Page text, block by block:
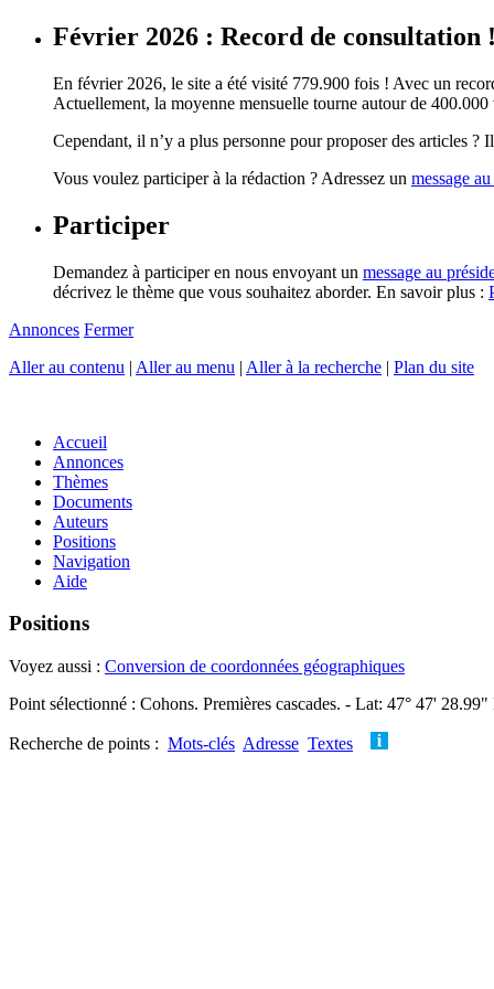
Février 2026 : Record de consultation
En février 2026, le site a été visité 779.900 fois ! Avec un
Actuellement, la moyenne mensuelle tourne autour de
Cependant, il n’y a plus personne pour proposer des articles ?
Vous voulez participer à la rédaction ? Adressez un message
Participer
Demandez à participer en nous envoyant un message au
décrivez le thème que vous souhaitez aborder. En savoir plus :
Annonces Fermer
Aller au contenu | Aller au menu | Aller à la recherche | Plan du site
Accueil
Annonces
Thèmes
Documents
Auteurs
Positions
Navigation
Aide
Positions
Voyez aussi : Conversion de coordonnées géographiques
Point sélectionné : Cohons. Premières cascades. - Lat: 47° 47'
Recherche de points : Mots-clés Adresse Textes